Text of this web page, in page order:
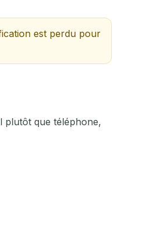
est perdu pour
plutôt que téléphone,